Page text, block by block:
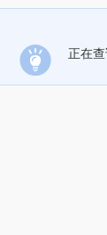
正在